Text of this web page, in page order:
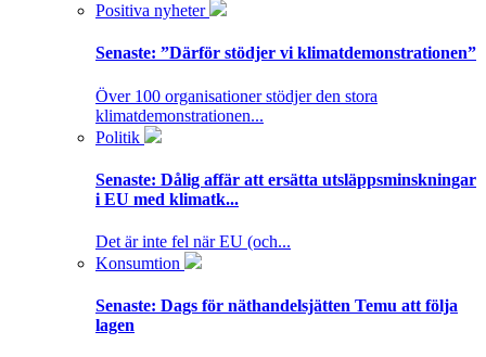
Positiva nyheter
Senaste: ”Därför stödjer vi klimatdemonstrationen”
Över 100 organisationer stödjer den stora
klimatdemonstrationen...
Politik
Senaste: Dålig affär att ersätta utsläppsminskningar
i EU med klimatk...
Det är inte fel när EU (och...
Konsumtion
Senaste: Dags för näthandelsjätten Temu att följa
lagen